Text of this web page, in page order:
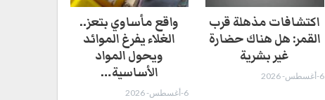
اكتشافات مذهلة قرب
القمر: هل هناك حضارة
غير بشرية
6-أغسطس- 2026
واقع مأساوي بتعز..
الغلاء يفرغ الموائد
ويحول المواد
الأساسية…
6-أغسطس- 2026